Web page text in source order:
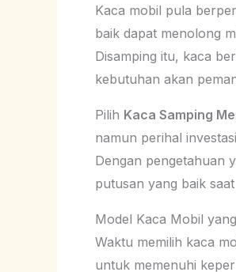
Kaca mobil pula
baik dapat menolong
Disamping itu, kaca
kebutuhan akan
Pilih Kaca Samping
namun perihal
Dengan pengetahuan
putusan yang baik
Model Kaca Mobil
Waktu memilih kaca
untuk memenuhi